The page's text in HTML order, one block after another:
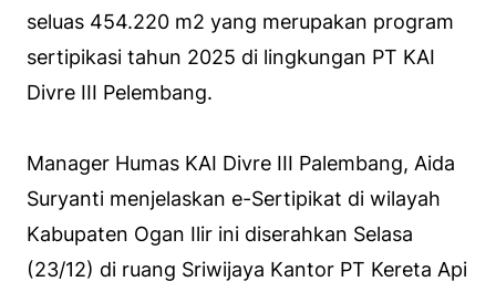
seluas 454.220 m2 yang merupakan program
sertipikasi tahun 2025 di lingkungan PT KAI
Divre III Pelembang.
Manager Humas KAI Divre III Palembang, Aida
Suryanti menjelaskan e-Sertipikat di wilayah
Kabupaten Ogan Ilir ini diserahkan Selasa
(23/12) di ruang Sriwijaya Kantor PT Kereta Api